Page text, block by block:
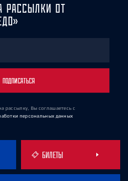
РАССЫЛКИ ОТ
ПОДПИСАТЬСЯ
рассылку, Вы соглашаетесь с
персональных данных
БИЛЕТЫ